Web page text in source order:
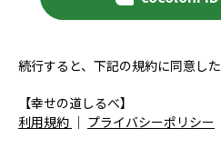
続行すると、下記の規約に同意し
【幸せの道しるべ】
利用規約 ｜ プライバシーポリシー